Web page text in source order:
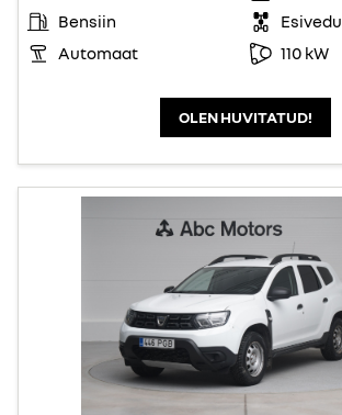
Bensiin
Esivedu
Automaat
110 kW
OLEN HUVITATUD!